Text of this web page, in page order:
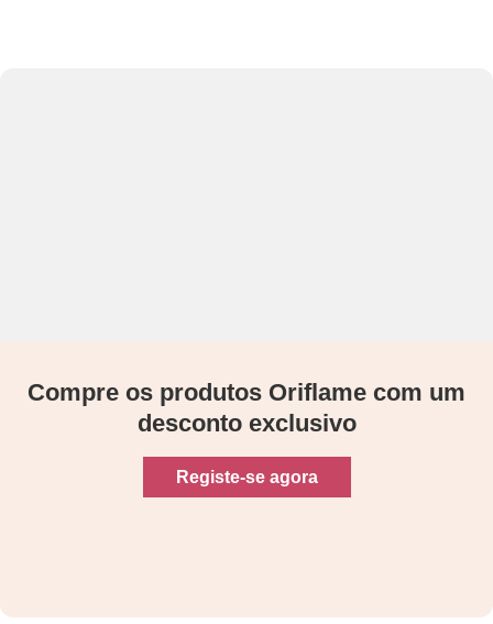
Compre os produtos Oriflame com um
desconto exclusivo
Registe-se agora